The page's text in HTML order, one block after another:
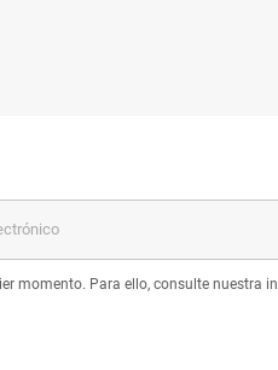
momento. Para ello, consulte nuestra